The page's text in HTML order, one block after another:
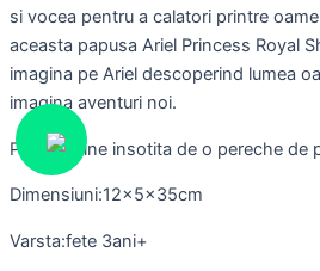
si vocea pentru a calatori printre
aceasta papusa Ariel Princess Royal
imagina pe Ariel descoperind lumea
imagina aventuri noi.
Papusa vine insotita de o pereche de
Dimensiuni:12x5x35cm
Varsta:fete 3ani+